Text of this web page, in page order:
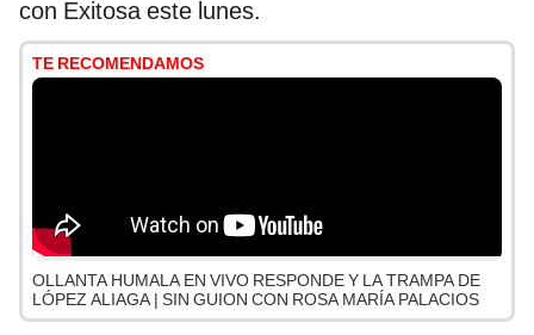
con Exitosa este lunes.
TE RECOMENDAMOS
OLLANTA HUMALA EN VIVO RESPONDE Y LA TRAMPA DE
LÓPEZ ALIAGA | SIN GUION CON ROSA MARÍA PALACIOS